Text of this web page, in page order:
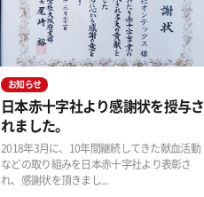
お知らせ
日本赤十字社より感謝状を授与さ
れました。
2018年3月に、10年間継続してきた献血活動
などの取り組みを日本赤十字社より表彰さ
れ、感謝状を頂きまし...